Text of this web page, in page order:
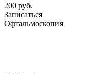
200 руб.
Записаться